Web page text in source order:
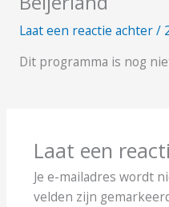
Laat een reactie achter/
Dit programma is nog
Laat een
Je e-mailadres wordt
velden zijn